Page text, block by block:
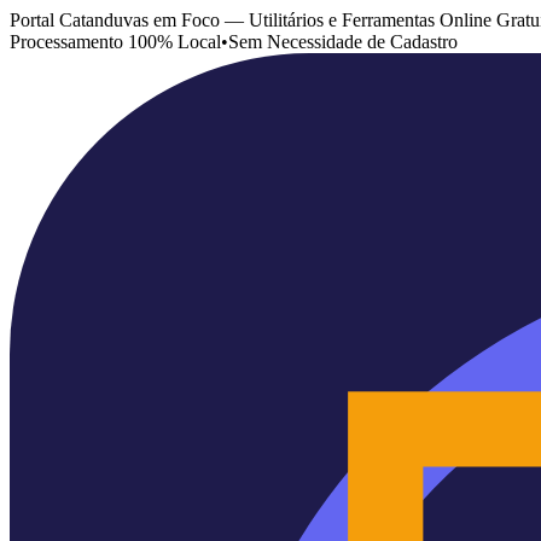
Portal Catanduvas em Foco — Utilitários e Ferramentas Online
Processamento 100% Local•Sem Necessidade de Cadastro